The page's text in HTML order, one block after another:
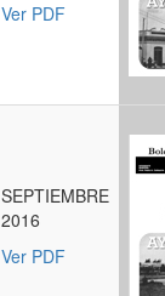
Ver PDF
SEPTIEMBRE
2016
Ver PDF